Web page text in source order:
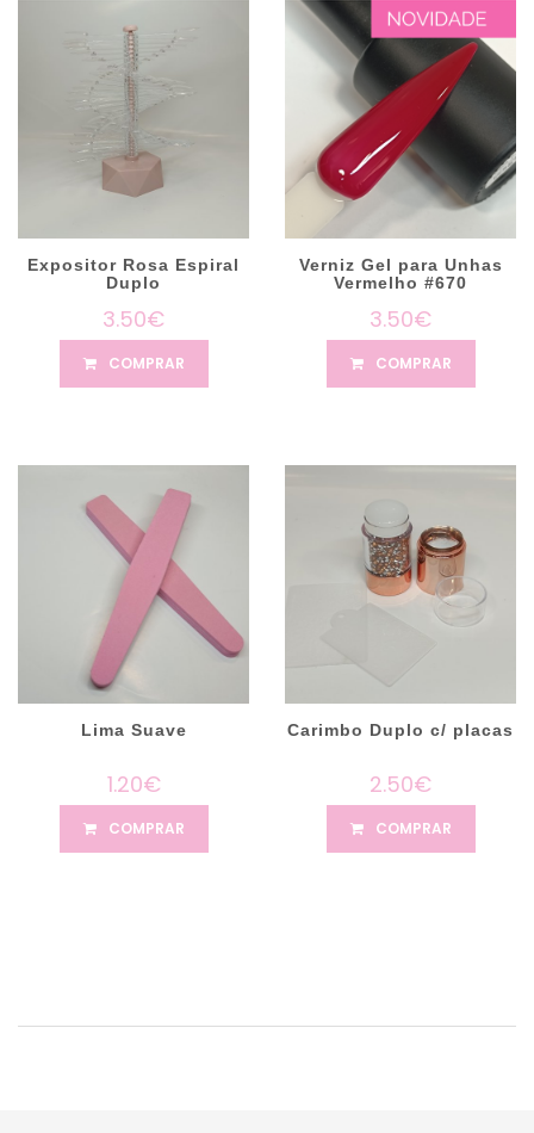
Expositor Rosa Espiral
Duplo
3.50€
COMPRAR
Verniz Gel para Unhas
Vermelho #670
3.50€
COMPRAR
Lima Suave
1.20€
COMPRAR
Carimbo Duplo c/ placas
2.50€
COMPRAR